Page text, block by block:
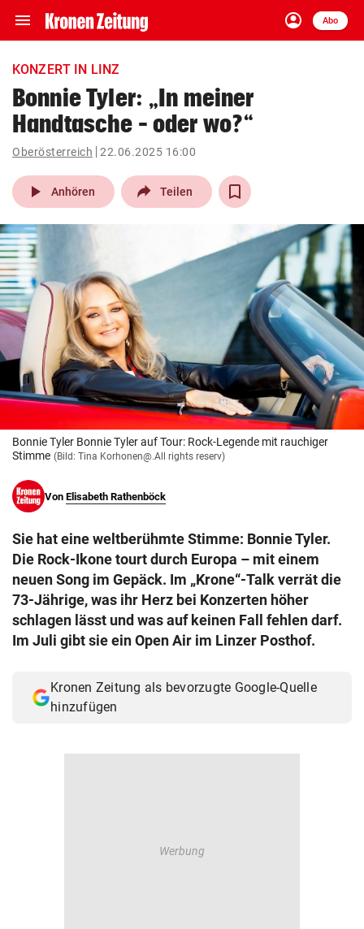
menu Navigation
ein-/ausklappen
account_circle
Anmelden
Abo
close Schließen
account_circle Anmelden
pin_drop
Wien arrow_right
bookmark
search
Suchbegriff
eingeben
© Krone Multimedia GmbH & Co KG 2026
Muthgasse 2, 1190 Wien
KONZERT IN LINZ
Bonnie Tyler: „In meiner
Handtasche – oder wo?“
Oberösterreich 22.06.2025 16:00
play_arrow Anhören Teilen
Bonnie Tyler Bonnie Tyler auf Tour: Rock-Legende mit rauchiger
Stimme (Bild: Tina Korhonen@.All rights reserv)
Von Elisabeth Rathenböck
Sie hat eine weltberühmte Stimme: Bonnie Tyler.
Die Rock-Ikone tourt durch Europa – mit einem
neuen Song im Gepäck. Im „Krone“-Talk verrät die
73-Jährige, was ihr Herz bei Konzerten höher
schlagen lässt und was auf keinen Fall fehlen darf.
Im Juli gibt sie ein Open Air im Linzer Posthof.
Kronen Zeitung als bevorzugte Google-Quelle
hinzufügen